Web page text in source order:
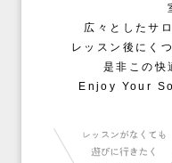
広々としたサ
レッスン後にく
是非この快
Enjoy Your